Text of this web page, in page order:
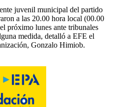
juvenil municipal del partido
a las 20.00 hora local (00.00
próximo lunes ante tribunales
medida, detalló a EFE el
Gonzalo Himiob.